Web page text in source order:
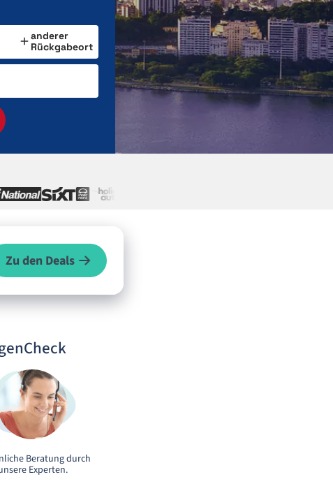
anderer
Rückgabeort
Zu den Deals
Beratung durch
Experten.